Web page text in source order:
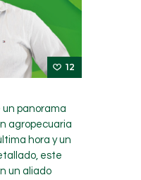
12
panorama
agropecuaria
hora y un
este
un aliado